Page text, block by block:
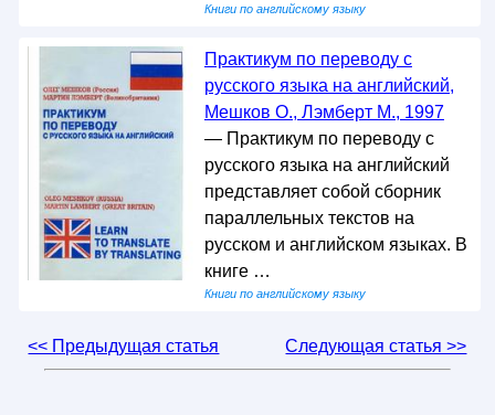
Книги по английскому языку
Практикум по переводу с
русского языка на английский,
Мешков О., Лэмберт М., 1997
— Практикум по переводу с
русского языка на английский
представляет собой сборник
параллельных текстов на
русском и английском языках. В
книге …
Книги по английскому языку
<< Предыдущая статья Следующая статья >>